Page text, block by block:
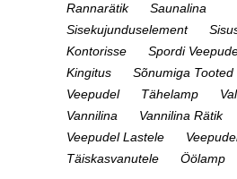
Rannarätik
Saunalina
Sisekujunduselement
Kontorisse
Spordi
Kingitus
Sõnumiga Tooted
Veepudel
Tähelamp
Vannilina
Vannilina Rätik
Veepudel Lastele
Täiskasvanutele
Öölamp